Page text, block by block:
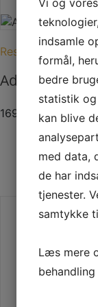
Reservedele til
Aduro Hybrid
169,00 DKK
indsamle
formål,
bedre
statistik
kan blive
med data,
de har
tjenester.
samtykke
Læs mere